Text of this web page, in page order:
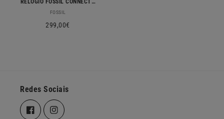
RELOGIO FOSSIL CONNECT FTW4026
Fornecedor:
FOSSIL
Preço
299,00€
Redes Sociais
FacebookInstagram